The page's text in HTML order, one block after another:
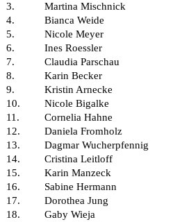
3.
Martina Mischnick
4.
Bianca Weide
5.
Nicole Meyer
6.
Ines Roessler
7.
Claudia Parschau
8.
Karin Becker
9.
Kristin Arnecke
10.
Nicole Bigalke
11.
Cornelia Hahne
12.
Daniela Fromholz
13.
Dagmar Wucherpfennig
14.
Cristina Leitloff
15.
Karin Manzeck
16.
Sabine Hermann
17.
Dorothea Jung
18.
Gaby Wieja